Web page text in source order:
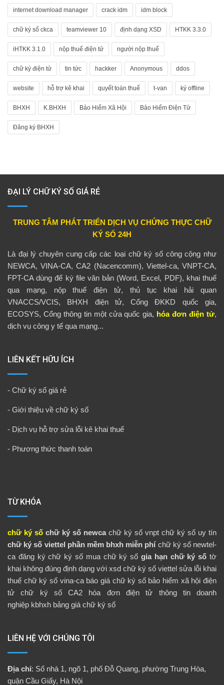
internet download manager crack idm idm block
chữ ký số ckca teamviewer 10 định dạng XSD HTKK 3.3.0
iHTKK 3.1.0 nộp thuế điện tử người nộp thuế
chữ ký điện tử tin tức hackker Anonymous ddos
website hỗ trợ kê khai quyết toán thuế t-van ký offline
BHXH K.BHXH Bảo Hiểm Xã Hội Bảo Hiểm Điện Tử
Đăng ký BHXH
ĐẠI LÝ CHỮ KÝ SỐ GIÁ RẺ
TRUNG TÂM PHÁT TRIỂN DỊCH VỤ CHỨNG THỰC CHỮ
KÝ SỐ 24H
Là đại lý chuyên cung cấp các loại chữ ký số công cộng như
NEWCA, VINA-CA, CA2 (Nacencomm), Viettel-ca, VNPT-CA,
FPT-CA dùng để ký file văn bản (Word, Excel, PDF), khai thuế
qua mạng, nộp thuế điện tử, thủ tục khai hải quan
VNACCS/VCIS, BHXH điện tử, Cổng ĐKKD quốc gia,
ECOSYS, Cổng thông tin một cửa quốc gia, hóa đơn điện tử,
dịch vụ công y tế qua mạng...
LIÊN KẾT HỮU ÍCH
- Chữ ký số giá rẻ
- Giới thiệu về chữ ký số
- Dịch vụ hỗ trợ sửa lỗi kê khai thuế
- Phương thức thanh toán
TỪ KHÓA
chữ ký số chữ ký số newca chữ ký số vnpt chữ ký số uy tín
chữ ký số viettel phần mềm bhxh miễn phí chữ ký số newtel-
ca đăng ký chữ ký số mua chữ ký số gia hạn chữ ký số tờ
khai không đúng định dạng với xsd chữ ký số viettel sửa lỗi khai
thuế chữ ký số vina-ca báo giá chữ ký số bảo hiểm xã hội điện
tử
chữ ký số CA2 hóa đơn điện tử
thông tin doanh
nghiệp kbhxh bảng giá chữ ký số
LIÊN HỆ VỚI CHÚNG TÔI
Địa chỉ: Số nhà 1, ngõ 1, phố Đỗ Quang, phường Trung Hòa,
quận Cầu Giấy, Hà Nội